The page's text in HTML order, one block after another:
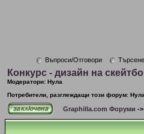
Въпроси/Отговори Търсене
Конкурс - дизайн на
Модератори: Нула
Потребители, разглеждащи този форум: Нула
Graphilla.com Форуми ->